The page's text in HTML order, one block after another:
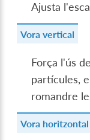
Ajusta
Vora vertical
Força l'ús
partícules,
romandre
Vora horitzontal